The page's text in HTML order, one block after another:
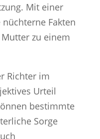
Mit einer
Fakten
zu einem
Richter im
Urteil
bestimmte
Sorge